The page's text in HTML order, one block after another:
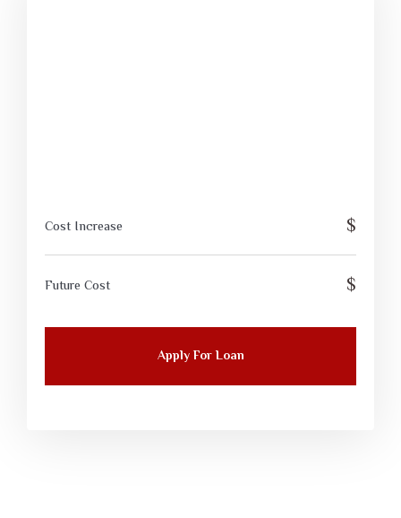
Cost Increase $
Future Cost $
Apply For Loan